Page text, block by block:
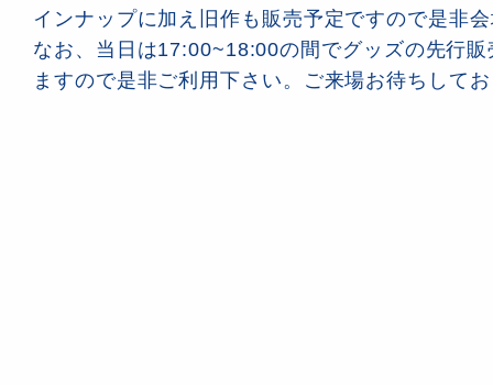
インナップに加え旧作も販売予定ですので是非
なお、当日は17:00~18:00の間でグッズの先行
ますので是非ご利用下さい。ご来場お待ちして